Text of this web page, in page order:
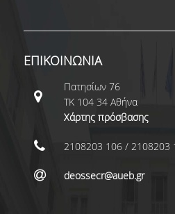
VOLUMES
ΧΡΗΣΙΜΟΙ ΣΥΝΔΕΣΜΟΙ
ΕΠΙΚΟΙΝΩΝΙΑ
ΠΕΡΙΒΑΛΛΟΝ -
ΔΙΑΣΦΑΛΙΣΗ
ΕΠΙΚΟΙΝΩΝΙΑ
Πατησίων 76
ΤΚ 104 34 Αθήνα
Χάρτης πρόσβασης
2108203 106 / 2108203
deossecr@aueb.gr